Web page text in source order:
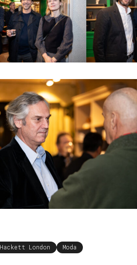
Hackett London Moda